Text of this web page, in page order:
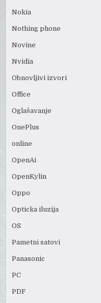
Nokia
Nothing phone
Novine
Nvidia
Obnovljivi izvori
Office
Oglašavanje
OnePlus
online
OpenAi
OpenKylin
Oppo
Opticka iluzija
OS
Pametni satovi
Panasonic
PC
PDF